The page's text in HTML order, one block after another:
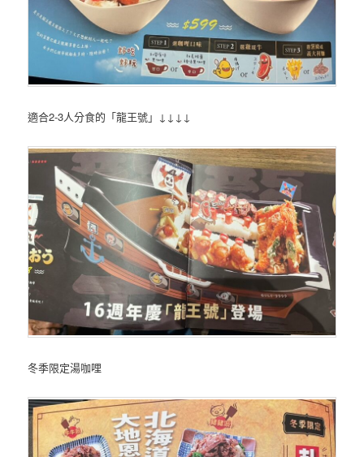
適合2-3人分食的「龍王號」↓↓↓↓
冬季限定湯咖哩